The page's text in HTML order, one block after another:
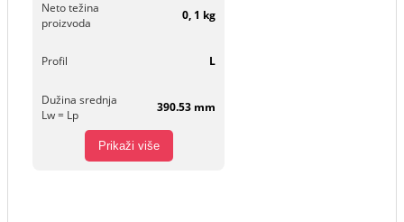
Neto težina
proizvoda
0, 1 kg
Profil L
Dužina srednja
Lw = Lp
390.53 mm
Prikaži više